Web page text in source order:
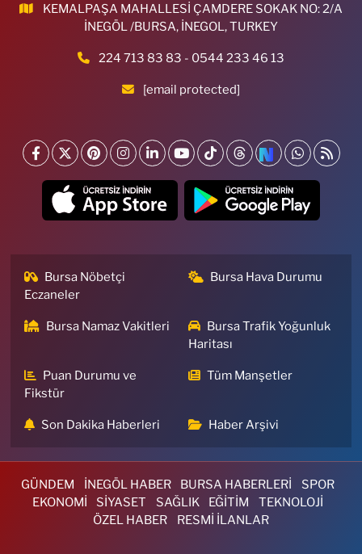
KEMALPAŞA MAHALLESİ ÇAMDERE SOKAK NO: 2/A
İNEGÖL /BURSA, İNEGOL, TURKEY
224 713 83 83 - 0544 233 46 13
[email protected]
Bursa Nöbetçi
Eczaneler
Bursa Hava Durumu
Bursa Namaz Vakitleri
Bursa Trafik Yoğunluk
Haritası
Puan Durumu ve
Fikstür
Tüm Manşetler
Son Dakika Haberleri Haber Arşivi
GÜNDEM İNEGÖL HABER BURSA HABERLERİ
SPOR
EKONOMİ
SİYASET SAĞLIK EĞİTİM
TEKNOLOJİ
ÖZEL HABER
RESMİ İLANLAR